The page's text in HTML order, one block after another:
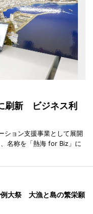
刷新 ビジネス利
ション支援事業として展開
名称を「熱海 for Biz」に
大祭 大漁と島の繁栄願